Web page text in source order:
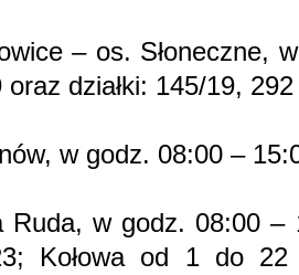
– os. Słoneczne,
oraz działki: 145/19, 292
w godz. 08:00 –
Ruda, w godz. 08:00 –
Kołowa od 1 do